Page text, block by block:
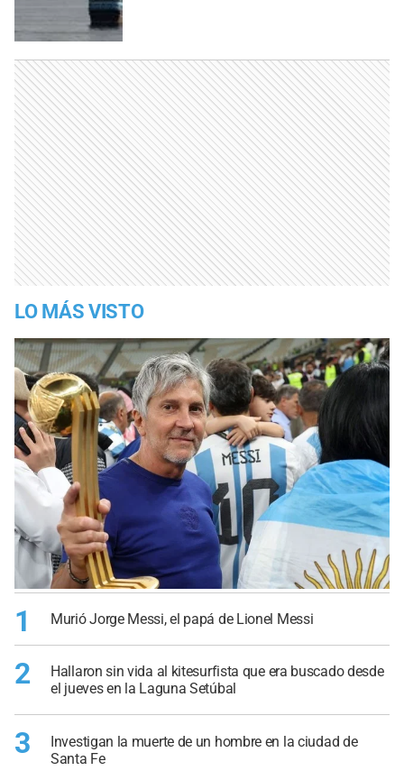
LO MÁS VISTO
1 Murió Jorge Messi, el papá de Lionel Messi
2
Hallaron sin vida al kitesurfista que era buscado desde
el jueves en la Laguna Setúbal
3
Investigan la muerte de un hombre en la ciudad de
Santa Fe